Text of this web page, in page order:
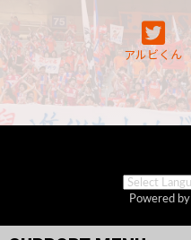
アルビくん
Powered by